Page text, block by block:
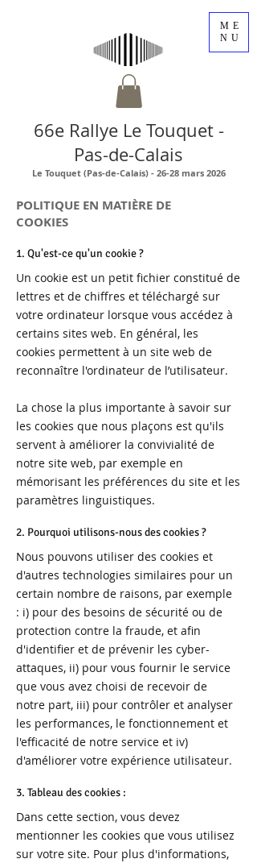
ME
NU
66e Rallye Le Touquet -
Pas-de-Calais
Le Touquet (Pas-de-Calais) - 26-28 mars 2026
POLITIQUE EN MATIÈRE DE
COOKIES
1. Qu'est-ce qu'un cookie ?
Un cookie est un petit fichier constitué de
lettres et de chiffres et téléchargé sur
votre ordinateur lorsque vous accédez à
certains sites web. En général, les
cookies permettent à un site web de
reconnaître l'ordinateur de l’utilisateur.
La chose la plus importante à savoir sur
les cookies que nous plaçons est qu'ils
servent à améliorer la convivialité de
notre site web, par exemple en
mémorisant les préférences du site et les
paramètres linguistiques.
2. Pourquoi utilisons-nous des cookies ?
Nous pouvons utiliser des cookies et
d'autres technologies similaires pour un
certain nombre de raisons, par exemple
: i) pour des besoins de sécurité ou de
protection contre la fraude, et afin
d'identifier et de prévenir les cyber-
attaques, ii) pour vous fournir le service
que vous avez choisi de recevoir de
notre part, iii) pour contrôler et analyser
les performances, le fonctionnement et
l'efficacité de notre service et iv)
d'améliorer votre expérience utilisateur.
3. Tableau des cookies :
Dans cette section, vous devez
mentionner les cookies que vous utilisez
sur votre site. Pour plus d'informations,